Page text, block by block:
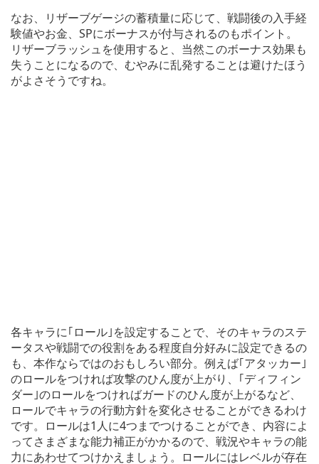
なお、リザーブゲージの蓄積量に応じて、戦闘後の入手経
験値やお金、SPにボーナスが付与されるのもポイント。
リザーブラッシュを使用すると、当然このボーナス効果も
失うことになるので、むやみに乱発することは避けたほう
がよさそうですね。
各キャラに｢ロール｣を設定することで、そのキャラのステ
ータスや戦闘での役割をある程度自分好みに設定できるの
も、本作ならではのおもしろい部分。例えば｢アタッカー｣
のロールをつければ攻撃のひん度が上がり、｢ディフィン
ダー｣のロールをつければガードのひん度が上がるなど、
ロールでキャラの行動方針を変化させることができるわけ
です。ロールは1人に4つまでつけることができ、内容によ
ってさまざまな能力補正がかかるので、戦況やキャラの能
力にあわせてつけかえましょう。ロールにはレベルが存在